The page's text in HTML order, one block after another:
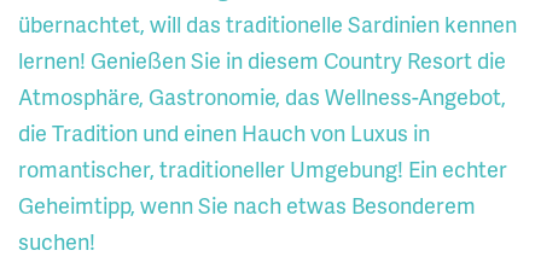
übernachtet, will das traditionelle Sardinien kennen
lernen! Genießen Sie in diesem Country Resort die
Atmosphäre, Gastronomie, das Wellness-Angebot,
die Tradition und einen Hauch von Luxus in
romantischer, traditioneller Umgebung! Ein echter
Geheimtipp, wenn Sie nach etwas Besonderem
suchen!